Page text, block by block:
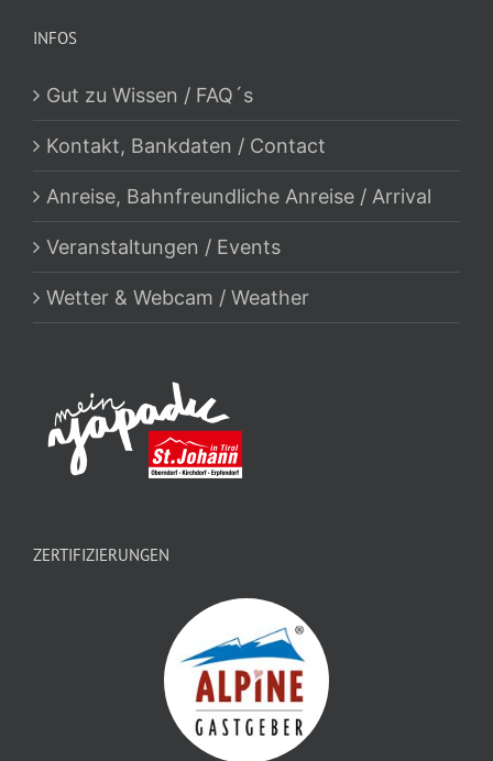
INFOS
Gut zu Wissen / FAQ´s
Kontakt, Bankdaten / Contact
Anreise, Bahnfreundliche Anreise / Arrival
Veranstaltungen / Events
Wetter & Webcam / Weather
ZERTIFIZIERUNGEN